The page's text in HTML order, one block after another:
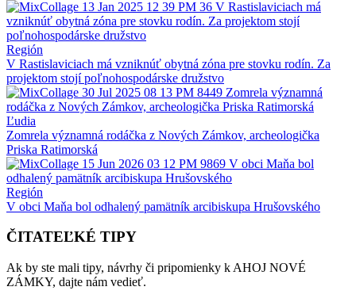
Región
V Rastislaviciach má vzniknúť obytná zóna pre stovku rodín. Za
projektom stojí poľnohospodárske družstvo
Ľudia
Zomrela významná rodáčka z Nových Zámkov, archeologička
Priska Ratimorská
Región
V obci Maňa bol odhalený pamätník arcibiskupa Hrušovského
ČITATEĽKÉ TIPY
Ak by ste mali tipy, návrhy či pripomienky k AHOJ NOVÉ
ZÁMKY, dajte nám vedieť.